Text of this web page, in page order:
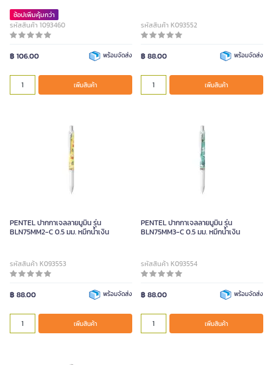
ช้อปเพิ่มคุ้มกว่า
รหัสสินค้า 1093460
฿ 106.00 พร้อมจัดส่ง
เพิ่มสินค้า
รหัสสินค้า K093552
฿ 88.00 พร้อมจัดส่ง
เพิ่มสินค้า
PENTEL ปากกาเจลลายมูมิน รุ่น
BLN75MM2-C 0.5 มม. หมึกน้ำเงิน
รหัสสินค้า K093553
฿ 88.00 พร้อมจัดส่ง
เพิ่มสินค้า
PENTEL ปากกาเจลลายมูมิน รุ่น
BLN75MM3-C 0.5 มม. หมึกน้ำเงิน
รหัสสินค้า K093554
฿ 88.00 พร้อมจัดส่ง
เพิ่มสินค้า